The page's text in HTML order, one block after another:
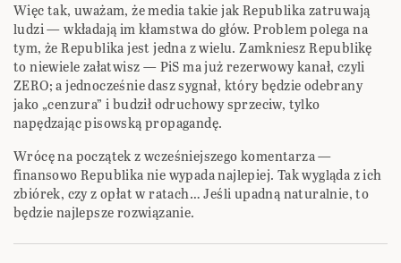
Więc tak, uważam, że media takie jak Republika zatruwają
ludzi — wkładają im kłamstwa do głów. Problem polega na
tym, że Republika jest jedna z wielu. Zamkniesz Republikę
to niewiele załatwisz — PiS ma już rezerwowy kanał, czyli
ZERO; a jednocześnie dasz sygnał, który będzie odebrany
jako „cenzura” i budził odruchowy sprzeciw, tylko
napędzając pisowską propagandę.
Wrócę na początek z wcześniejszego komentarza —
finansowo Republika nie wypada najlepiej. Tak wygląda z ich
zbiórek, czy z opłat w ratach… Jeśli upadną naturalnie, to
będzie najlepsze rozwiązanie.